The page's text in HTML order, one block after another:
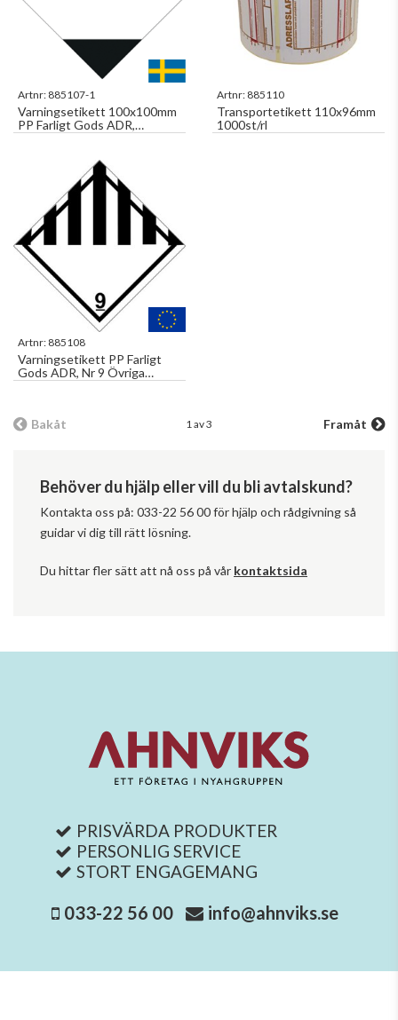
Artnr: 885107-1
Varningsetikett 100x100mm
PP Farligt Gods ADR,
Begränsad Mängd 250st/rl
Artnr: 885110
Transportetikett 110x96mm
1000st/rl
Artnr: 885108
Varningsetikett PP Farligt
Gods ADR, Nr 9 Övriga
Farliga Ämnen 500st/rl
Bakåt 1 av 3 Framåt
Behöver du hjälp eller vill du bli avtalskund?
Kontakta oss på: 033-22 56 00 för hjälp och rådgivning så
guidar vi dig till rätt lösning.
Du hittar fler sätt att nå oss på vår kontaktsida
PRISVÄRDA PRODUKTER
PERSONLIG SERVICE
STORT ENGAGEMANG
033-22 56 00 info@ahnviks.se